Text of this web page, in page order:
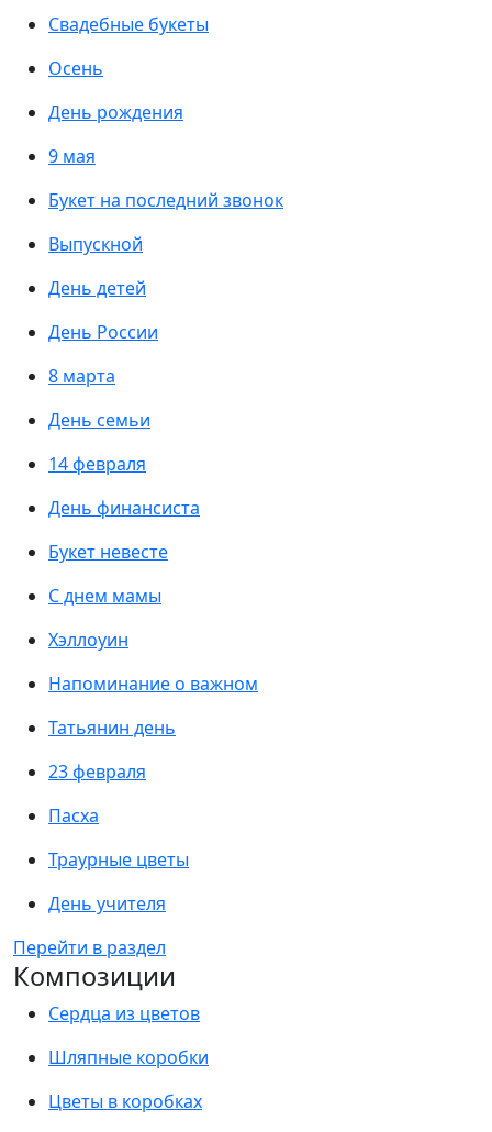
Свадебные букеты
Осень
День рождения
9 мая
Букет на последний звонок
Выпускной
День детей
День России
8 марта
День семьи
14 февраля
День финансиста
Букет невесте
С днем мамы
Хэллоуин
Напоминание о важном
Татьянин день
23 февраля
Пасха
Траурные цветы
День учителя
Перейти в раздел
Композиции
Сердца из цветов
Шляпные коробки
Цветы в коробках